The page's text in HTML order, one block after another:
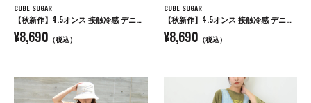
CUBE SUGAR
【秋新作】4.5オンス 接触冷感 デニム コクーンパンツ
¥8,690 （税込）
CUBE SUGAR
【秋新作】4.5オンス 接触冷感 デニム コクーンパンツ
¥8,690 （税込）